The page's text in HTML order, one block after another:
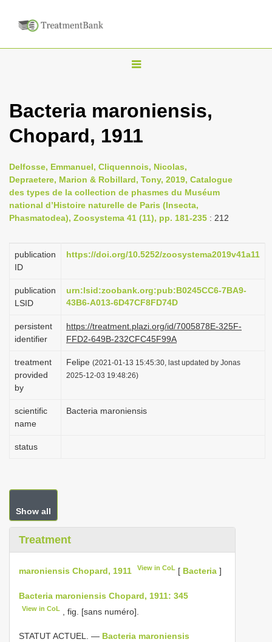
T
g
n
a
v
i
a
i
o
Bacteria maroniensis,
Chopard, 1911
Delfosse, Emmanuel, Cliquennois, Nicolas,
Depraetere, Marion & Robillard, Tony, 2019, Catalogue
des types de la collection de phasmes du Muséum
national d’Histoire naturelle de Paris (Insecta,
Phasmatodea), Zoosystema 41 (11), pp. 181-235 : 212
publication
ID
https://doi.org/10.5252/zoosystema2019v41a11
publication
LSID
urn:lsid:zoobank.org:pub:B0245CC6-7BA9-
43B6-A013-6D47CF8FD74D
persistent
identifier
https://treatment.plazi.org/id/7005878E-325F-
FFD2-649B-232CFC45F99A
treatment
provided
by
Felipe (2021-01-13 15:45:30, last updated by Jonas
2025-12-03 19:48:26)
scientific
name
Bacteria maroniensis
status
Show all
Treatment
maroniensis Chopard, 1911 View in CoL [ Bacteria ]
Bacteria maroniensis Chopard, 1911: 345
View in CoL , fig. [sans numéro].
STATUT ACTUEL. — Bacteria maroniensis